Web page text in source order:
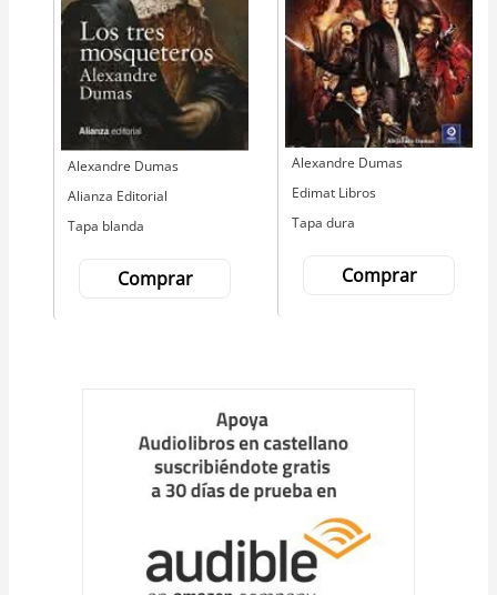
Autor
Alexandre Dumas
Editorial
Alianza Editorial
Tapa blanda
Comprar
Autor
Alexandre Dumas
Editorial
Edimat Libros
Tapa dura
Comprar